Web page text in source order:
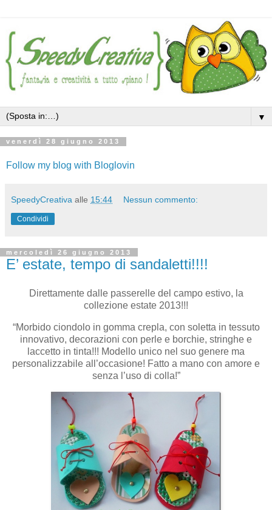
▼
venerdì 28 giugno 2013
Follow my blog with Bloglovin
SpeedyCreativa alle 15:44 Nessun commento:
Condividi
mercoledì 26 giugno 2013
E’ estate, tempo di sandaletti!!!!
Direttamente dalle passerelle del campo estivo, la
collezione estate 2013!!!
“Morbido ciondolo in gomma crepla, con soletta in tessuto
innovativo, decorazioni con perle e borchie, stringhe e
laccetto in tinta!!! Modello unico nel suo genere ma
personalizzabile all’occasione! Fatto a mano con amore e
senza l’uso di colla!”